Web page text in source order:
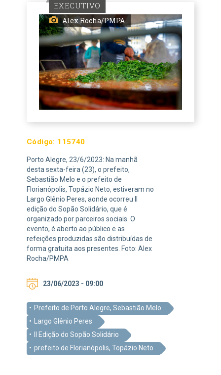
EXECUTIVO
Alex Rocha/PMPA
Código: 115740
Porto Alegre, 23/6/2023: Na manhã
desta sexta-feira (23), o prefeito,
Sebastião Melo e o prefeito de
Florianópolis, Topázio Neto, estiveram no
Largo Glênio Peres, aonde ocorreu II
edição do Sopão Solidário, que é
organizado por parceiros sociais. O
evento, é aberto ao público e as
refeições produzidas são distribuídas de
forma gratuita aos presentes. Foto: Alex
Rocha/PMPA
23/06/2023 - 09:00
Prefeito de Porto Alegre, Sebastião Melo
Largo Glênio Peres
II Edição do Sopão Solidário
prefeito de Florianópolis, Topázio Neto